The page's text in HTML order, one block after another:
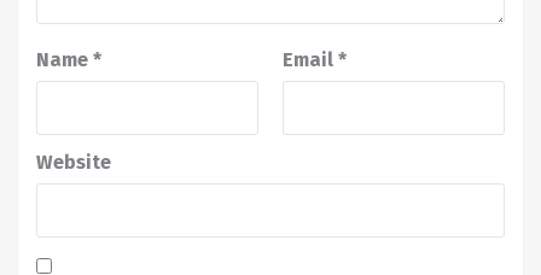
Name * Email *
Website